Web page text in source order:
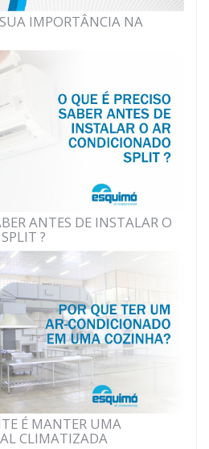
IMPORTÂNCIA NA
ANTES DE INSTALAR O
?
É MANTER UMA
CLIMATIZADA